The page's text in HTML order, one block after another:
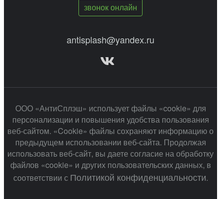
звонок онлайн
antisplash@yandex.ru
ООО «АнтиСплэш» использует файлы «cookie» для
персонализации и повышения удобства пользования
веб-сайтом. «Cookie» файлы сохраняют информацию о
предыдущем использовании веб-сайта. Продолжая
использовать веб-сайт, вы даете согласие на обработку
файлов «cookie» и других пользовательских данных, в
соответствии с Политикой конфиденциальности.